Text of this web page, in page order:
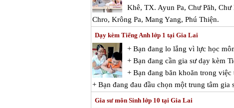
Khê, TX. Ayun Pa, Chư Păh,
Chro, Krông Pa, Mang Yang, Phú Thiện.
Dạy kèm Tiếng Anh lớp 1 tại Gia Lai
+ Bạn đang lo lắng vì lực học
+ Bạn đang cần gia sư dạy kèm
+ Bạn đang băn khoăn trong
+ Bạn đang đau đầu chọn một trung tâm
Gia sư môn Sinh lớp 10 tại Gia Lai